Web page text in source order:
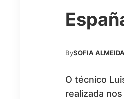
BySOFIA ALMEIDA
O técnico
realizada